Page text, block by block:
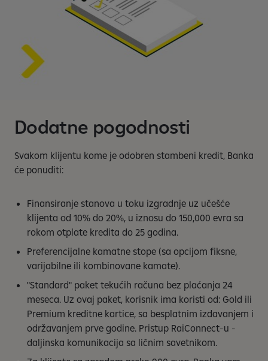
Dodatne pogodnosti
Svakom klijentu kome je odobren stambeni kredit, Banka
će ponuditi:
Finansiranje stanova u toku izgradnje uz učešće
klijenta od 10% do 20%, u iznosu do 150,000 evra sa
rokom otplate kredita do 25 godina.
Preferencijalne kamatne stope (sa opcijom fiksne,
varijabilne ili kombinovane kamate).
"Standard" paket tekućih računa bez plaćanja 24
meseca. Uz ovaj paket, korisnik ima koristi od: Gold ili
Premium kreditne kartice, sa besplatnim izdavanjem i
održavanjem prve godine. Pristup RaiConnect-u -
daljinska komunikacija sa ličnim savetnikom.